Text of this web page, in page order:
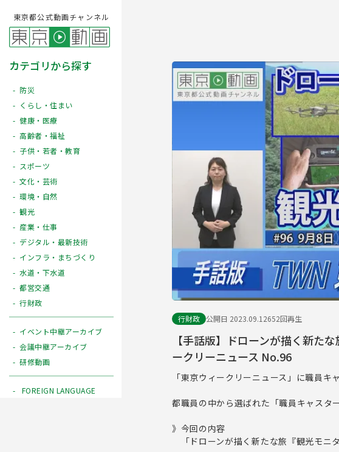
東京都公式動画チャンネル
カテゴリから探す
防災
くらし・住まい
健康・医療
高齢者・福祉
子供・若者・教育
スポーツ
文化・芸術
環境・自然
観光
産業・仕事
デジタル・最新技術
インフラ・まちづくり
水道・下水道
都営交通
行財政
イベント中継アーカイブ
会議中継アーカイブ
研修動画
FOREIGN LANGUAGE
行財政 公開日 2023.09.12652回再生
【手話版】ドローンが描く新た
ークリーニュース No.96
「東京ウィークリーニュース」に職員キ
都職員の中から選ばれた「職員キャスタ
》今回の内容
「ドローンが描く新たな旅『観光モニタ